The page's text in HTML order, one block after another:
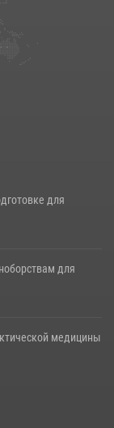
полномочного
в Северо-
для
для
медицины